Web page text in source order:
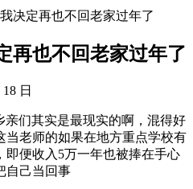
决定再也不回老家过年了
再也不回老家过年了
日
亲们其实是最现实的啊，混得好
老师的如果在地方重点学校有
便收入5万一年也被捧在手心
自己当回事